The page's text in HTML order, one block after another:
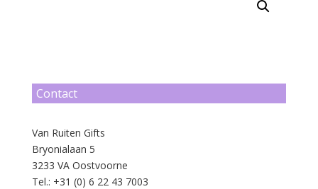
Contact
Van Ruiten Gifts
Bryonialaan 5
3233 VA Oostvoorne
Tel.: +31 (0) 6 22 43 7003